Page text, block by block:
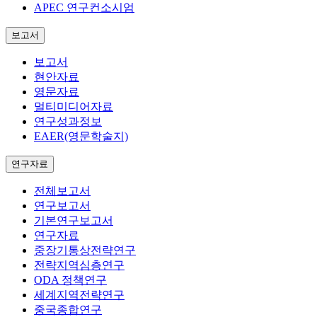
APEC 연구컨소시엄
보고서
보고서
현안자료
영문자료
멀티미디어자료
연구성과정보
EAER(영문학술지)
연구자료
전체보고서
연구보고서
기본연구보고서
연구자료
중장기통상전략연구
전략지역심층연구
ODA 정책연구
세계지역전략연구
중국종합연구